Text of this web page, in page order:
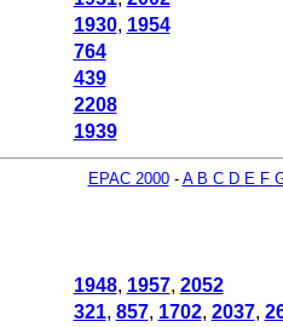
1930, 1954
764
439
2208
1939
EPAC 2000- A B C D E F
1948, 1957, 2052
321, 857, 1702, 2037,